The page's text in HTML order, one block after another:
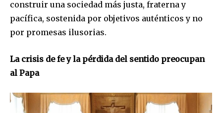
construir una sociedad más justa, fraterna y
pacífica, sostenida por objetivos auténticos y no
por promesas ilusorias.
La crisis de fe y la pérdida del sentido preocupan
al Papa